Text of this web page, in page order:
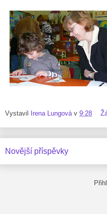
Vystavil Irena Lungová v 9:28
Novější příspěvky